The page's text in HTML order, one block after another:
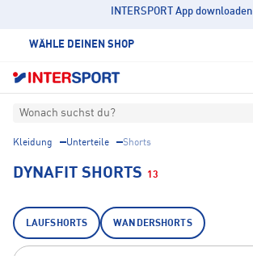
INTERSPORT App downloaden
WÄHLE DEINEN SHOP
Wonach suchst du?
Kleidung Unterteile Shorts
DYNAFIT SHORTS 13
LAUFSHORTS WANDERSHORTS